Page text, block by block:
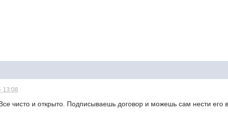
13:08
чисто и открыто. Подписываешь договор и можешь сам нести его